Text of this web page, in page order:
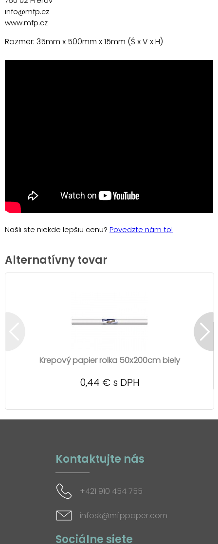
info@mfp.cz
www.mfp.cz
Rozmer: 35mm x 500mm x 15mm (Š x V x H)
Našli ste niekde lepšiu cenu? Povedzte nám to!
Alternatívny tovar
Krepový papier rolka 50x200cm biely
0,44 € s DPH
Kontaktujte nás
+421 910 454 755
infosk@mfppaper.com
Sociálne siete